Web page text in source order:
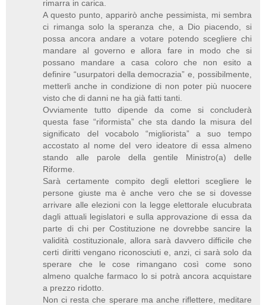
rimarra in carica.
A questo punto, apparirò anche pessimista, mi sembra
ci rimanga solo la speranza che, a Dio piacendo, si
possa ancora andare a votare potendo scegliere chi
mandare al governo e allora fare in modo che si
possano mandare a casa coloro che non esito a
definire “usurpatori della democrazia” e, possibilmente,
metterli anche in condizione di non poter più nuocere
visto che di danni ne ha già fatti tanti.
Ovviamente tutto dipende da come si concluderà
questa fase “riformista” che sta dando la misura del
significato del vocabolo “migliorista” a suo tempo
accostato al nome del vero ideatore di essa almeno
stando alle parole della gentile Ministro(a) delle
Riforme.
Sarà certamente compito degli elettori scegliere le
persone giuste ma è anche vero che se si dovesse
arrivare alle elezioni con la legge elettorale elucubrata
dagli attuali legislatori e sulla approvazione di essa da
parte di chi per Costituzione ne dovrebbe sancire la
validità costituzionale, allora sarà davvero difficile che
certi diritti vengano riconosciuti e, anzi, ci sarà solo da
sperare che le cose rimangano così come sono
almeno qualche farmaco lo si potrà ancora acquistare
a prezzo ridotto.
Non ci resta che sperare ma anche riflettere, meditare